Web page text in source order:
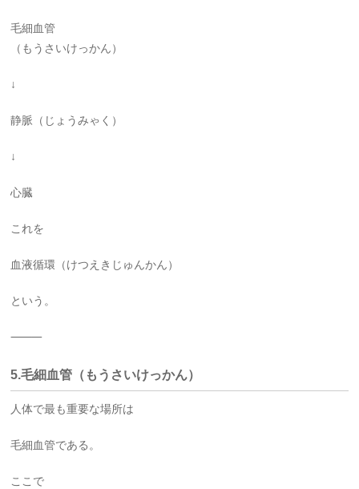
毛細血管
（もうさいけっかん）
↓
静脈（じょうみゃく）
↓
心臓
これを
血液循環（けつえきじゅんかん）
という。
⸻
5.毛細血管（もうさいけっかん）
人体で最も重要な場所は
毛細血管である。
ここで